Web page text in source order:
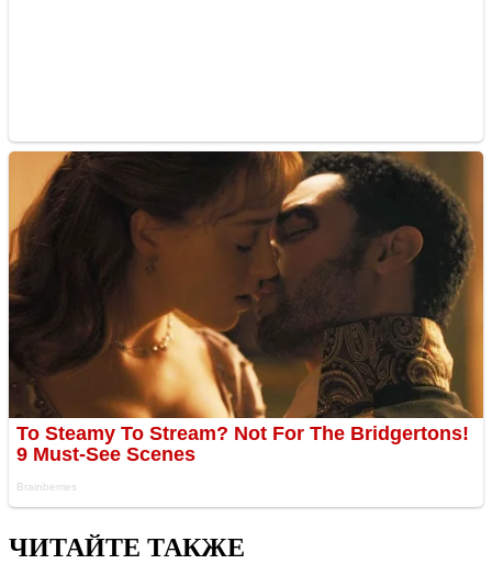
ЧИТАЙТЕ ТАКЖЕ